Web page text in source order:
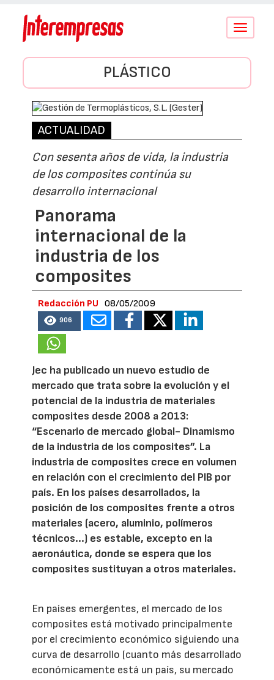
Conmutar
PLÁSTICO
ACTUALIDAD
Con sesenta años de vida, la industria
de los composites continúa su
desarrollo internacional
Panorama
internacional de la
industria de los
composites
Redacción PU 08/05/2009
906
Jec ha publicado un nuevo estudio de
mercado que trata sobre la evolución y el
potencial de la industria de materiales
composites desde 2008 a 2013:
“Escenario de mercado global- Dinamismo
de la industria de los composites”. La
industria de composites crece en volumen
en relación con el crecimiento del PIB por
país. En los países desarrollados, la
posición de los composites frente a otros
materiales (acero, aluminio, polímeros
técnicos...) es estable, excepto en la
aeronáutica, donde se espera que los
composites sustituyan a otros materiales.
En países emergentes, el mercado de los
composites está motivado principalmente
por el crecimiento económico siguiendo una
curva de desarrollo (cuanto más desarrollado
económicamente está un país, su mercado